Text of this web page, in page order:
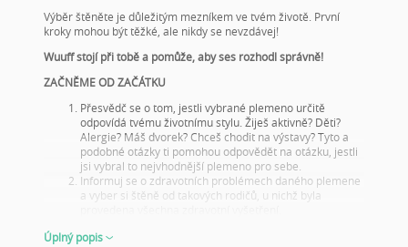
Výběr štěněte je důležitým mezníkem ve tvém životě. První
kroky mohou být těžké, ale nikdy se nevzdávej!
Wuuff stojí při tobě a pomůže, aby ses rozhodl správně!
ZAČNĚME OD ZAČÁTKU
Přesvědč se o tom, jestli vybrané plemeno určitě
odpovídá tvému životnímu stylu. Žiješ aktivně? Děti?
Alergie? Máš dvorek? Chceš chodit na výstavy? Tyto a
podobné otázky ti pomohou odpovědět na otázku, jestli
jsi vybral to nejvhodnější plemeno pro sebe.
Informuj se o zdravotních problémech daného plemene
a vyber si štěně od takových rodičů, u nichž byla
Tento krok je důležitý i tehdy, když si štěně nevybíráš na
Úplný popis